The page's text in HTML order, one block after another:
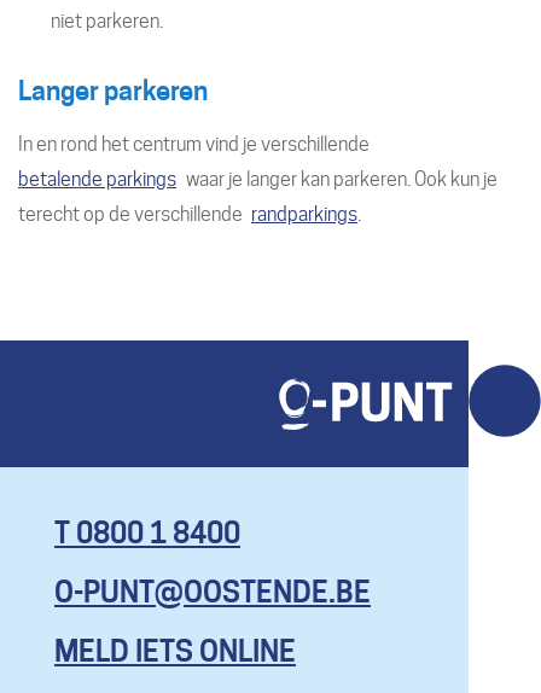
niet parkeren.
Langer parkeren
In en rond het centrum vind je verschillende
betalende parkings waar je langer kan parkeren. Ook kun je
terecht op de verschillende randparkings
KOM HIER
MET AL JE
VRAGEN, EN
T 0800 1 8400
O-PUNT@OOSTENDE.BE
MELD IETS ONLINE